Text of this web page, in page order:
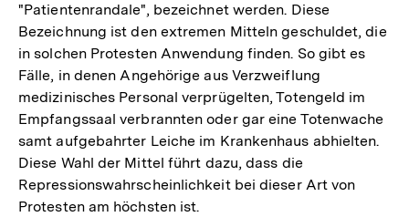
"Patientenrandale", bezeichnet werden. Diese
Bezeichnung ist den extremen Mitteln geschuldet, die
in solchen Protesten Anwendung finden. So gibt es
Fälle, in denen Angehörige aus Verzweiflung
medizinisches Personal verprügelten, Totengeld im
Empfangssaal verbrannten oder gar eine Totenwache
samt aufgebahrter Leiche im Krankenhaus abhielten.
Diese Wahl der Mittel führt dazu, dass die
Repressionswahrscheinlichkeit bei dieser Art von
Protesten am höchsten ist.